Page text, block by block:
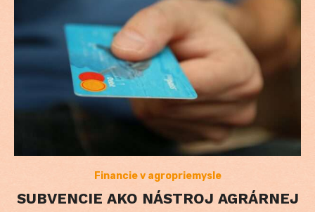
Financie v agropriemysle
SUBVENCIE AKO NÁSTROJ AGRÁRNEJ